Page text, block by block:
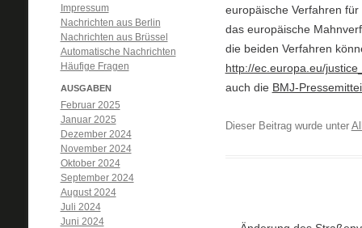
europäische Verfahren
das europäische
die beiden Verfahren
http://ec.europa.eu/
auch die BMJ-
Dieser Beitrag wurde unter
Impressum
Nachrichten aus Berlin
Nachrichten aus Brüssel
Automatische Nachrichten
Häufige Fragen
AUSGABEN
Februar 2025
Januar 2025
Dezember 2024
November 2024
Oktober 2024
September 2024
August 2024
Juli 2024
Juni 2024